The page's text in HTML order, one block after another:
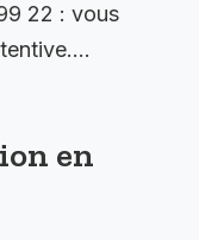
22 : vous
en